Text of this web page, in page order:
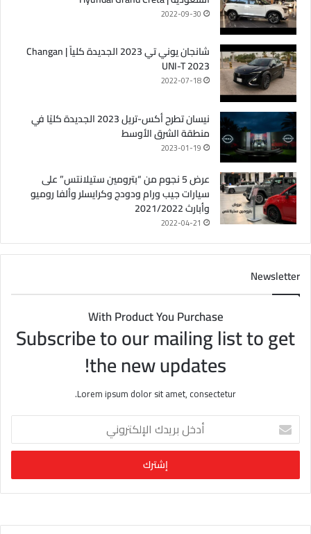
2022-09-30
شانجان يوني تي 2023 الجديدة كلياً | Changan
UNI-T 2023
2022-07-18
نيسان تطرح أكس-تريل 2023 الجديدة كليًا في
منطقة الشرق الأوسط
2023-01-19
عرض 5 نجوم من “بترومين ستيلانتس” على
سيارات جيب ورام ودودج وكرايسلر وألفا روميو
وأبارث 2021/2022
2022-04-21
Newsletter
With Product You Purchase
Subscribe to our mailing list to get
the new updates!
Lorem ipsum dolor sit amet, consectetur.
خ
ب
ر
د